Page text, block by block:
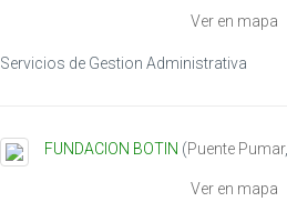
Ver en mapa
Servicios de Gestion Administrativa
FUNDACION BOTIN (Puente Pumar,
Ver en mapa